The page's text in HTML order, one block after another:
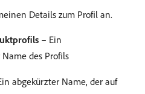
Details zum Profil an.
– Ein
des Profils
abgekürzter Name, der auf